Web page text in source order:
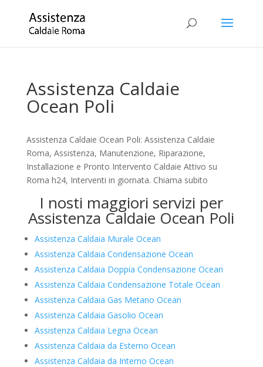
Assistenza Caldaie
Ocean Poli
Assistenza Caldaie Ocean Poli: Assistenza Caldaie
Roma, Assistenza, Manutenzione, Riparazione,
Installazione e Pronto Intervento Caldaie Attivo su
Roma h24, Interventi in giornata. Chiama subito
I nosti maggiori servizi per
Assistenza Caldaie Ocean Poli
Assistenza Caldaia Murale Ocean
Assistenza Caldaia Condensazione Ocean
Assistenza Caldaia Doppia Condensazione Ocean
Assistenza Caldaia Condensazione Totale Ocean
Assistenza Caldaia Gas Metano Ocean
Assistenza Caldaia Gasolio Ocean
Assistenza Caldaia Legna Ocean
Assistenza Caldaia da Esterno Ocean
Assistenza Caldaia da Interno Ocean